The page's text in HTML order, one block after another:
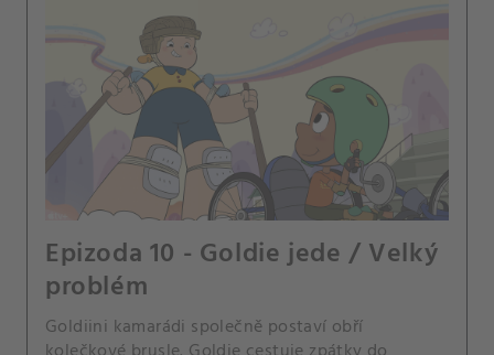
Epizoda 10 - Goldie jede / Velký
problém
Goldiini kamarádi společně postaví obří